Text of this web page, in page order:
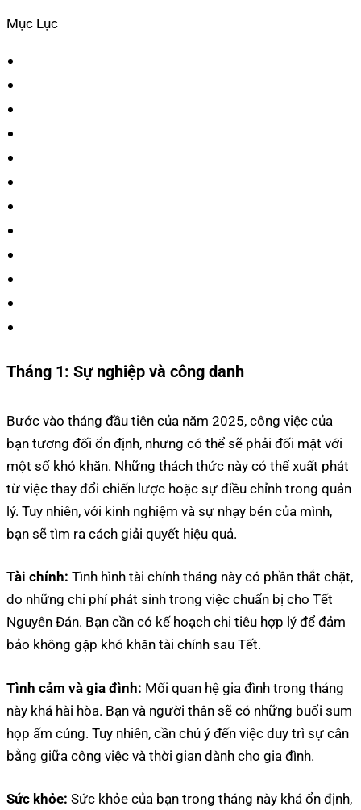
Mục Lục
Tháng 1: Sự nghiệp và công danh
Bước vào tháng đầu tiên của năm 2025, công việc của
bạn tương đối ổn định, nhưng có thể sẽ phải đối mặt với
một số khó khăn. Những thách thức này có thể xuất phát
từ việc thay đổi chiến lược hoặc sự điều chỉnh trong quản
lý. Tuy nhiên, với kinh nghiệm và sự nhạy bén của mình,
bạn sẽ tìm ra cách giải quyết hiệu quả.
Tài chính: Tình hình tài chính tháng này có phần thắt chặt,
do những chi phí phát sinh trong việc chuẩn bị cho Tết
Nguyên Đán. Bạn cần có kế hoạch chi tiêu hợp lý để đảm
bảo không gặp khó khăn tài chính sau Tết.
Tình cảm và gia đình: Mối quan hệ gia đình trong tháng
này khá hài hòa. Bạn và người thân sẽ có những buổi sum
họp ấm cúng. Tuy nhiên, cần chú ý đến việc duy trì sự cân
bằng giữa công việc và thời gian dành cho gia đình.
Sức khỏe: Sức khỏe của bạn trong tháng này khá ổn định,